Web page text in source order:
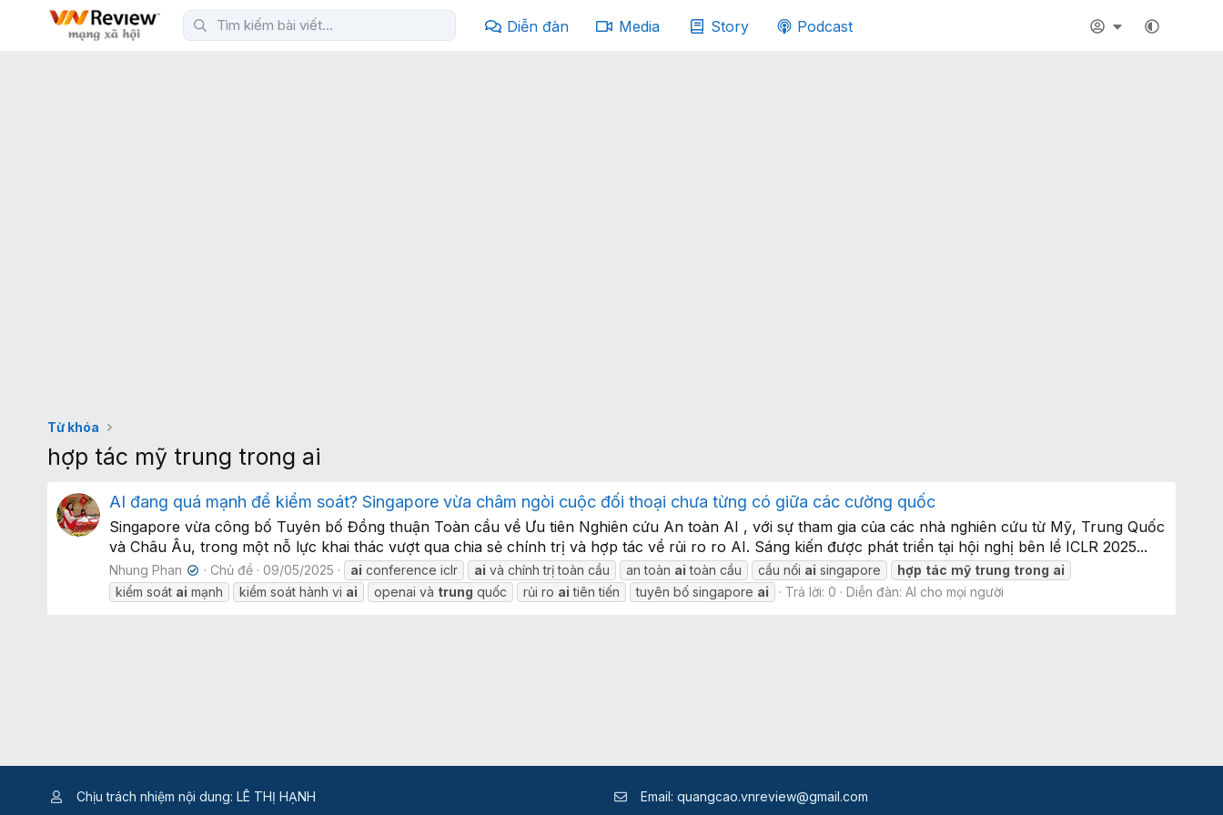
Diễn đàn Media Story Podcast
Từ khóa
hợp tác mỹ trung trong ai
AI đang quá mạnh để kiểm soát? Singapore vừa châm ngòi cuộc đối thoại chưa từng có giữa các cường quốc
Singapore vừa công bố Tuyên bố Đồng thuận Toàn cầu về Ưu tiên Nghiên cứu An toàn AI , với sự tham gia của các nhà nghiên cứu từ Mỹ, Trung Quốc
và Châu Âu, trong một nỗ lực khai thác vượt qua chia sẻ chính trị và hợp tác về rủi ro ro AI. Sáng kiến được phát triển tại hội nghị bên lề ICLR 2025...
Nhung Phan ✔ Chủ đề 09/05/2025 ai conference iclr ai và chính trị toàn cầu an toàn ai toàn cầu cầu nối ai singapore hợp tác mỹ trung trong ai
kiểm soát ai mạnh kiểm soát hành vi ai openai và trung quốc rủi ro ai tiên tiến tuyên bố singapore ai Trả lời: 0 Diễn đàn: AI cho mọi người
Chịu trách nhiệm nội dung: LÊ THỊ HẠNH Email: quangcao.vnreview@gmail.com